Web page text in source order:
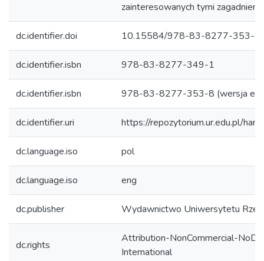
zainteresowanych tymi
dc.identifier.doi 10.15584/978-83-8277-353-8
dc.identifier.isbn 978-83-8277-349-1
dc.identifier.isbn 978-83-8277-353-8 (wersja
dc.identifier.uri https://repozytorium.ur.edu.pl/
dc.language.iso pol
dc.language.iso eng
dc.publisher Wydawnictwo Uniwersytetu
dc.rights
Attribution-NonCommercial-
International